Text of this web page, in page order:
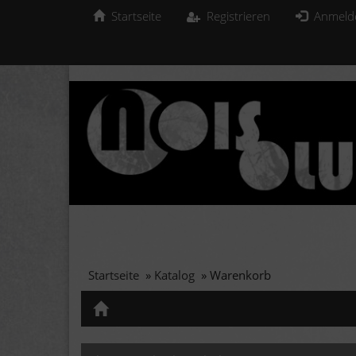
Startseite Registrieren
Startseite » Katalog » Warenkorb